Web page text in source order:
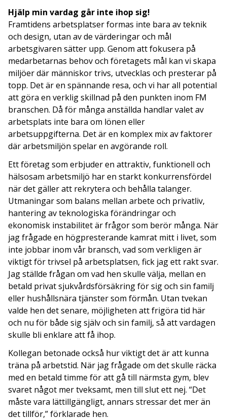
Hjälp min vardag går inte ihop sig!
Framtidens arbetsplatser formas inte bara av teknik
och design, utan av de värderingar och mål
arbetsgivaren sätter upp. Genom att fokusera på
medarbetarnas behov och företagets mål kan vi skapa
miljöer där människor trivs, utvecklas och presterar på
topp. Det är en spännande resa, och vi har all potential
att göra en verklig skillnad på den punkten inom FM
branschen. Då för många anställda handlar valet av
arbetsplats inte bara om lönen eller
arbetsuppgifterna. Det är en komplex mix av faktorer
där arbetsmiljön spelar en avgörande roll.
Ett företag som erbjuder en attraktiv, funktionell och
hälsosam arbetsmiljö har en starkt konkurrensfördel
när det gäller att rekrytera och behålla talanger.
Utmaningar som balans mellan arbete och privatliv,
hantering av teknologiska förändringar och
ekonomisk instabilitet är frågor som berör många. När
jag frågade en högpresterande kamrat mitt i livet, som
inte jobbar inom vår bransch, vad som verkligen är
viktigt för trivsel på arbetsplatsen, fick jag ett rakt svar.
Jag ställde frågan om vad hen skulle välja, mellan en
betald privat sjukvårdsförsäkring för sig och sin familj
eller hushållsnära tjänster som förmån. Utan tvekan
valde hen det senare, möjligheten att frigöra tid här
och nu för både sig själv och sin familj, så att vardagen
skulle bli enklare att få ihop.
Kollegan betonade också hur viktigt det är att kunna
träna på arbetstid. När jag frågade om det skulle räcka
med en betald timme för att gå till närmsta gym, blev
svaret något mer tveksamt, men till slut ett nej. “Det
måste vara lättillgängligt, annars stressar det mer än
det tillför,” förklarade hen.